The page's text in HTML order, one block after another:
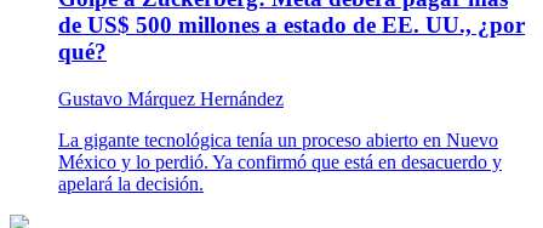
de US$ 500 millones a estado de EE. UU., ¿por
qué?
Gustavo Márquez Hernández
La gigante tecnológica tenía un proceso abierto en Nuevo
México y lo perdió. Ya confirmó que está en desacuerdo y
apelará la decisión.